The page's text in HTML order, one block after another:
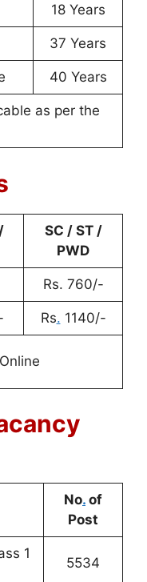
18 Years
37 Years
40 Years
as per the
SC / ST /
PWD
Rs. 760/-
Rs. 1140/-
Online
No. of
Post
1
5534